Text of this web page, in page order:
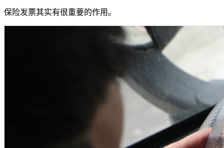
保险发票其实有很重要的作用。